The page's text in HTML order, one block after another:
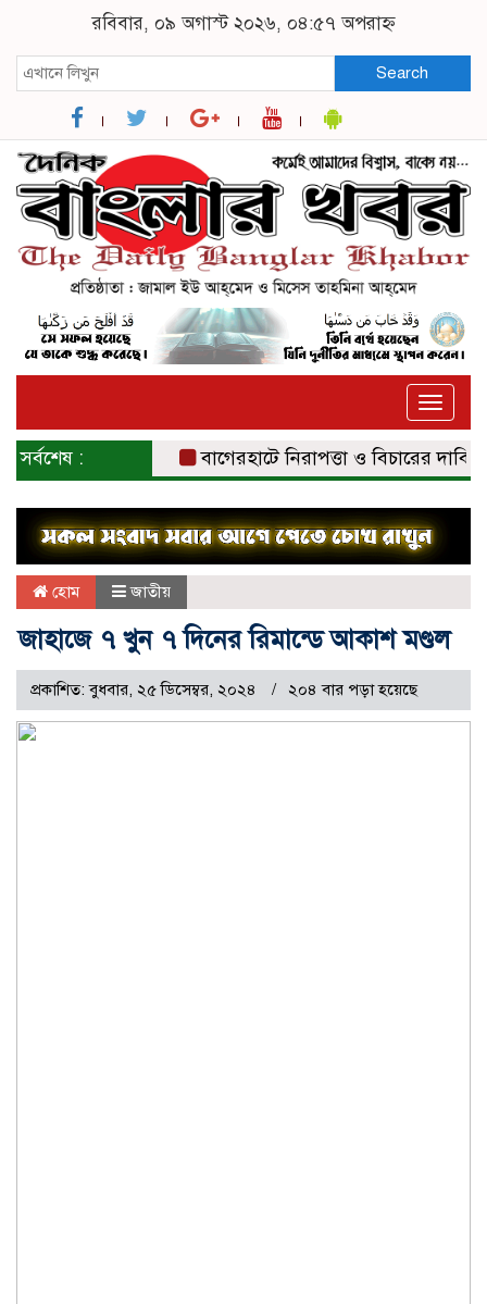
রবিবার, ০৯ অগাস্ট ২০২৬, ০৪:৫৭ অপরাহ্ন
Search
Toggle
সর্বশেষ : বাগেরহাটে নিরাপত্তা ও বিচারের দাবিতে
হোম জাতীয়
জাহাজে ৭ খুন ৭ দিনের রিমান্ডে আকাশ মণ্ডল
প্রকাশিত: বুধবার, ২৫ ডিসেম্বর, ২০২৪ ২০৪ বার পড়া হয়েছে